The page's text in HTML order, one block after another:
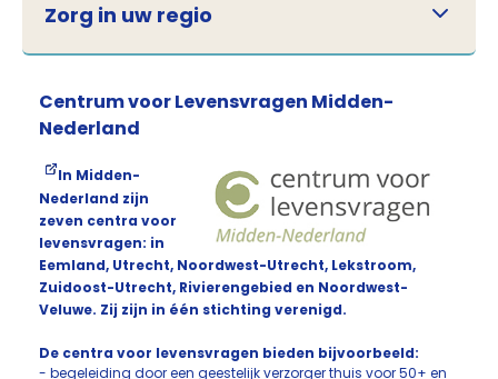
Zorg in uw regio
Centrum voor Levensvragen Midden-
Nederland
In Midden-
Nederland zijn
zeven centra voor
levensvragen: in
Eemland, Utrecht, Noordwest-Utrecht, Lekstroom,
Zuidoost-Utrecht, Rivierengebied en Noordwest-
Veluwe. Zij zijn in één stichting verenigd.
De centra voor levensvragen bieden bijvoorbeeld:
- begeleiding door een geestelijk verzorger thuis voor 50+ en